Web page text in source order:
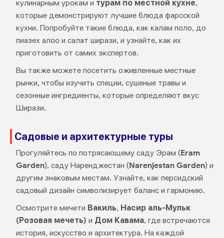
кулинарным урокам и турам по местной кухне,
которые демонстрируют лучшие блюда фарсской
кухни. Попробуйте такие блюда, как калам поло, до
пиазех алоо и салат ширази, и узнайте, как их
приготовить от самих экспертов.
Вы также можете посетить оживленные местные
рынки, чтобы изучить специи, сушеные травы и
сезонные ингредиенты, которые определяют вкус
Ширази.
Садовые и архитектурные туры
Прогуляйтесь по потрясающему саду Эрам (Eram
Garden), саду Наренджестан (Narenjestan Garden) и
другим знаковым местам. Узнайте, как персидский
садовый дизайн символизирует баланс и гармонию.
Осмотрите мечети Вакиль, Насир аль-Мульк
(Розовая мечеть) и Дом Кавама, где встречаются
история, искусство и архитектура. На каждой